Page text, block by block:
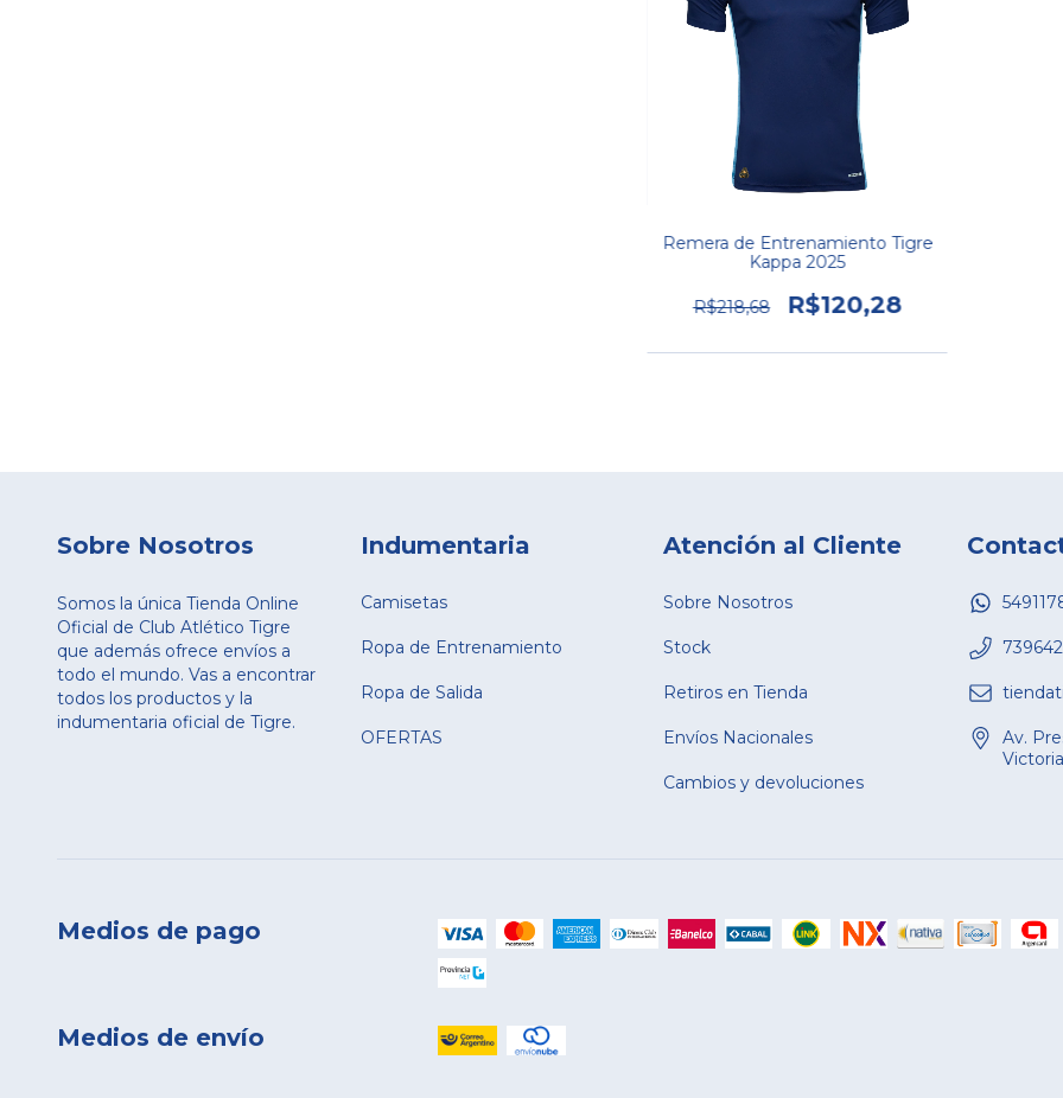
Remera de Entrenamiento Tigre
Kappa 2025
R$218,68 R$120,28
Sobre Nosotros
Somos la única Tienda Online
Oficial de Club Atlético Tigre
que además ofrece envíos a
todo el mundo. Vas a encontrar
todos los productos y la
indumentaria oficial de Tigre.
Indumentaria
Camisetas
Ropa de Entrenamiento
Ropa de Salida
OFERTAS
Atención al Cliente
Sobre Nosotros
Stock
Retiros en Tienda
Envíos Nacionales
Cambios y devoluciones
Av.
Medios de pago
Medios de envío